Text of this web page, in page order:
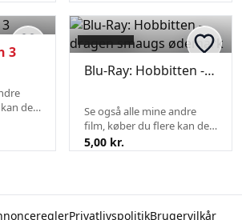
3
de
Blu-Ray: Hobbitten - dragen smaugs ødemark
Se også alle mine andre
film, køber du flere kan de
sendes på samme fragt.
5,00 kr.
PrivatlivspolitikBrugervilkår